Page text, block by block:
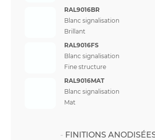
RAL9016BR
Blanc signalisation
Brillant
RAL9016FS
Blanc signalisation
Fine structure
RAL9016MAT
Blanc signalisation
Mat
FINITIONS